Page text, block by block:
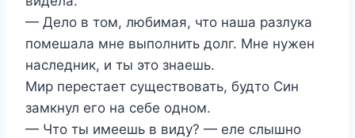
— Дело в том, любимая, что наша разлука
помешала мне выполнить долг. Мне нужен
наследник, и ты это знаешь.
Мир перестает существовать, будто Син
замкнул его на себе одном.
— Что ты имеешь в виду? — еле слышно